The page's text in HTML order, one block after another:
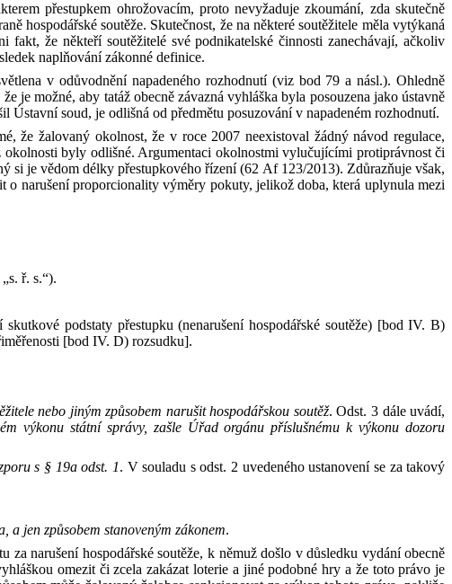
přestupkem ohrožovacím, proto nevyžaduje zkoumání, zda skutečně
hospodářské soutěže. Skutečnost, že na některé soutěžitele měla vytýkaná
že někteří soutěžitelé své podnikatelské činnosti zanechávají, ačkoliv
naplňování zákonné definice.
v odůvodnění napadeného rozhodnutí (viz bod 79 a násl.). Ohledně
je možné, aby tatáž obecně závazná vyhláška byla posouzena jako ústavně
Ústavní soud, je odlišná od předmětu posuzování v napadeném rozhodnutí.
že žalovaný okolnost, že v roce 2007 neexistoval žádný návod regulace,
byly odlišné. Argumentaci okolnostmi vylučujícími protiprávnost či
si je vědom délky přestupkového řízení (62 Af 123/2013). Zdůrazňuje však,
o narušení proporcionality výměry pokuty, jelikož doba, která uplynula mezi
ř. s.“).
podstaty přestupku (nenarušení hospodářské soutěže) [bod IV. B)
[bod IV. D) rozsudku].
nebo jiným způsobem narušit hospodářskou soutěž. Odst. 3 dále uvádí,
výkonu státní správy, zašle Úřad orgánu příslušnému k výkonu dozoru
s § 19a odst. 1. V souladu s odst. 2 uvedeného ustanovení se za takový
a jen způsobem stanoveným zákonem.
za narušení hospodářské soutěže, k němuž došlo v důsledku vydání obecně
omezit či zcela zakázat loterie a jiné podobné hry a že toto právo je